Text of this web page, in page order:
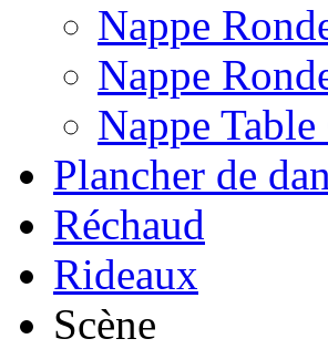
Nappe
Nappe
Nappe
Plancher de
Réchaud
Rideaux
Scène